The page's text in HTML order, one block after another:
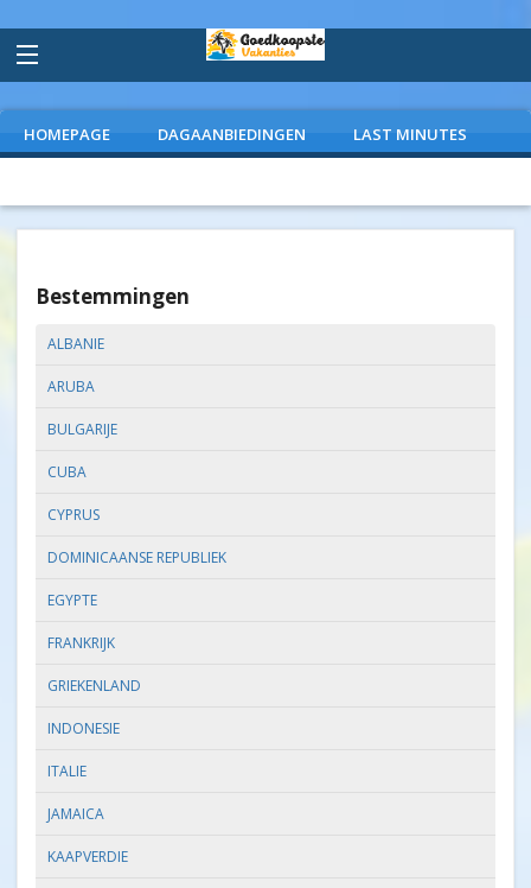
HOMEPAGE DAGAANBIEDINGEN LAST MINUTES
Bestemmingen
ALBANIE
ARUBA
BULGARIJE
CUBA
CYPRUS
DOMINICAANSE REPUBLIEK
EGYPTE
FRANKRIJK
GRIEKENLAND
INDONESIE
ITALIE
JAMAICA
KAAPVERDIE